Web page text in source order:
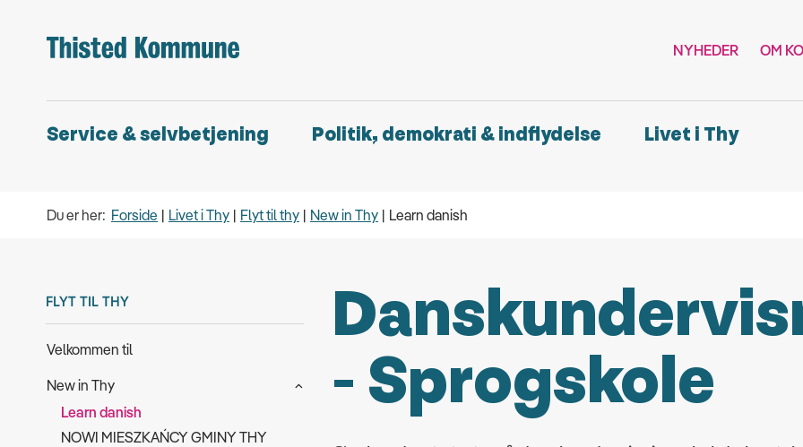
NYHEDER OM
Service & selvbetjening Politik, demokrati & indflydelse Livet i Thy
Du er her: Forside Livet i Thy Flyt til thy New in Thy Learn danish
FLYT TIL THY
Velkommen til
New in Thy
Learn danish
NOWI MIESZKAŃCY GMINY THY
- Sprogskole